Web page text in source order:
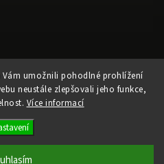
umožnili pohodlné prohlížení
neustále zlepšovali jeho funkce,
Více informací
cookies